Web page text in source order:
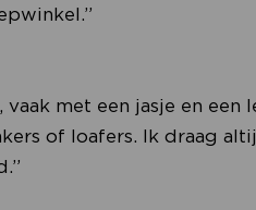
met een jasje en een
of loafers. Ik draag